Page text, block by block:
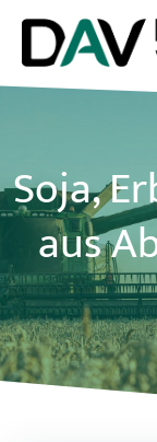
Soja,
aus